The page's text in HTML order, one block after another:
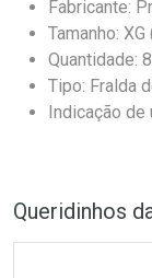
Fabricante:
Tamanho:
Quantidade:
Tipo: Fralda
Indicação de
Queridinhos